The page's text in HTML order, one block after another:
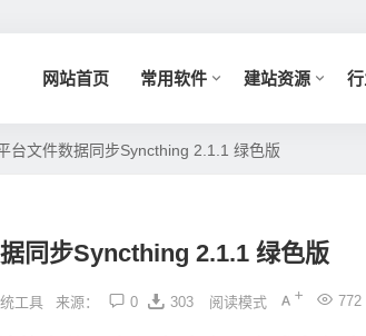
网站首页 常用软件 建站资源
台文件数据同步Syncthing 2.1.1 绿色版
同步Syncthing 2.1.1 绿色版
工具 来源： 0 303 772
阅读模式